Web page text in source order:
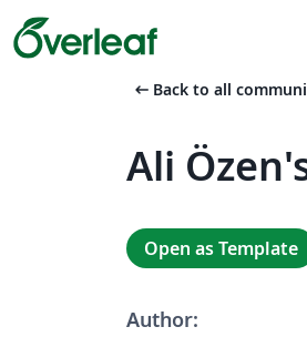
arrow_left_alt Back to all
Ali
Open as Template
Author: